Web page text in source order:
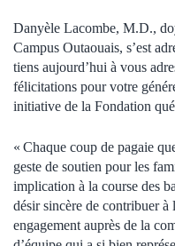
Danyèle Lacombe, M.D.,
Campus Outaouais, s’est
tiens aujourd’hui à vous
félicitations pour votre
initiative de la Fondation
« Chaque coup de pagaie
geste de soutien pour les
implication à la course des
désir sincère de contribuer
engagement auprès de la